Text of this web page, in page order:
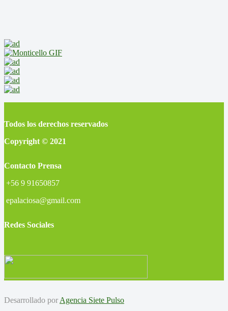
Todos los derechos reservados
Copyright © 2021
Contacto Prensa
+56 9 91650857
epalaciosa@gmail.com
Redes Sociales
Desarrollado por Agencia Siete Pulso